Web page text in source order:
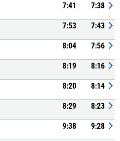
7:41 7:38
7:53 7:43
8:04 7:56
8:19 8:16
8:20 8:14
8:29 8:23
9:38 9:28